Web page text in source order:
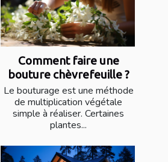
Comment faire une
bouture chèvrefeuille ?
Le bouturage est une méthode
de multiplication végétale
simple à réaliser. Certaines
plantes...